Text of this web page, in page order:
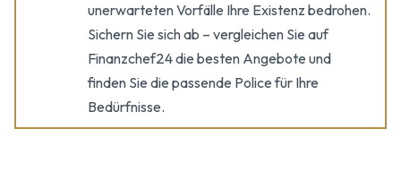
unerwarteten Vorfälle Ihre Existenz bedrohen.
Sichern Sie sich ab – vergleichen Sie auf
Finanzchef24 die besten Angebote und
finden Sie die passende Police für Ihre
Bedürfnisse.